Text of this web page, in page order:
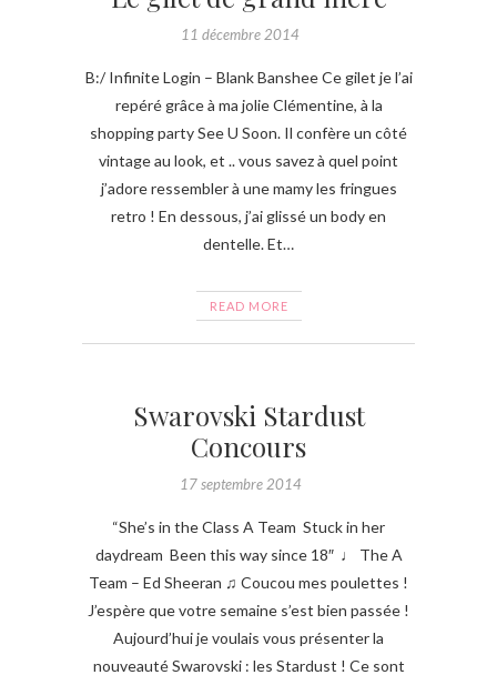
11 décembre 2014
B:/ Infinite Login – Blank Banshee Ce gilet je l’ai
repéré grâce à ma jolie Clémentine, à la
shopping party See U Soon. Il confère un côté
vintage au look, et .. vous savez à quel point
j’adore ressembler à une mamy les fringues
retro ! En dessous, j’ai glissé un body en
dentelle. Et…
READ MORE
Swarovski Stardust
Concours
17 septembre 2014
“She’s in the Class A Team Stuck in her
daydream Been this way since 18″ ♩ The A
Team – Ed Sheeran ♫ Coucou mes poulettes !
J’espère que votre semaine s’est bien passée !
Aujourd’hui je voulais vous présenter la
nouveauté Swarovski : les Stardust ! Ce sont